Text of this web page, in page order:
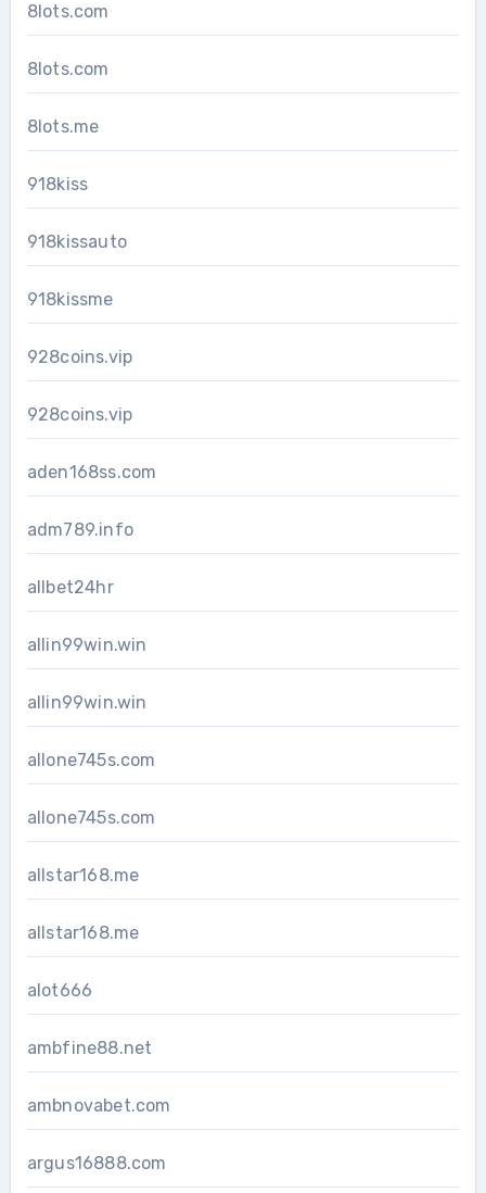
8lots.com
8lots.com
8lots.me
918kiss
918kissauto
918kissme
928coins.vip
928coins.vip
aden168ss.com
adm789.info
allbet24hr
allin99win.win
allin99win.win
allone745s.com
allone745s.com
allstar168.me
allstar168.me
alot666
ambfine88.net
ambnovabet.com
argus16888.com